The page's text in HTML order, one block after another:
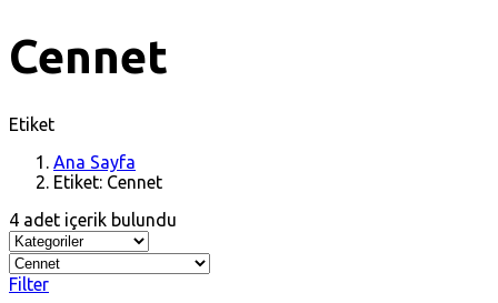
Cennet
Etiket
Ana Sayfa
Etiket: Cennet
4 adet içerik bulundu
Filter